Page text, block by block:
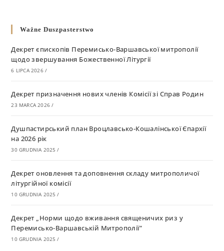
Ważne Duszpasterstwo
Декрет єпископів Перемисько-Варшавської митрополії
щодо звершування Божественної Літургії
6 LIPCA 2026 /
Декрет призначення нових членів Комісії зі Справ Родин
23 MARCA 2026 /
Душпастирський план Вроцлавсько-Кошалінської Єпархії
на 2026 рік
30 GRUDNIA 2025 /
Декрет оновлення та доповнення складу митрополичої
літургійної комісії
10 GRUDNIA 2025 /
Декрет „Норми щодо вживання священичих риз у
Перемисько-Варшавській Митрополії”
10 GRUDNIA 2025 /